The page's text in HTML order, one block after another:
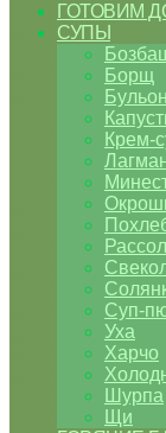
ГОТОВИМ
СУПЫ
Борщ
Крем-
Суп-
Уха
Харчо
Шурпа
Щи